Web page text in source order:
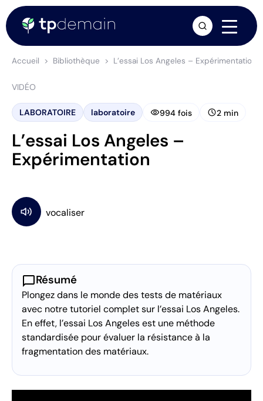
Accueil Bibliothèque L’essai Los Angeles – Expérimentation
VIDÉO
LABORATOIRE laboratoire visibility994 fois schedule2 min
L’essai Los Angeles –
Expérimentation
chat_bubbleRésumé
Plongez dans le monde des tests de matériaux
avec notre tutoriel complet sur l’essai Los Angeles.
En effet, l’essai Los Angeles est une méthode
standardisée pour évaluer la résistance à la
fragmentation des matériaux.
arrow_forward